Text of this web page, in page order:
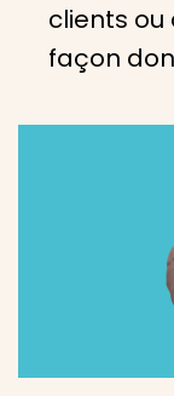
clients
façon